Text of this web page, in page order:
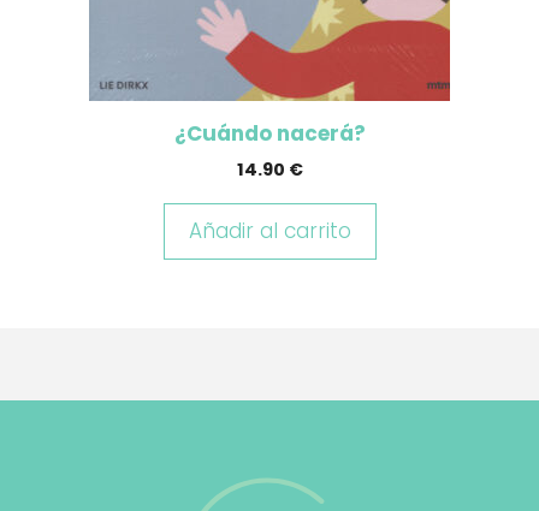
¿Cuándo nacerá?
14.90 €
Añadir al carrito